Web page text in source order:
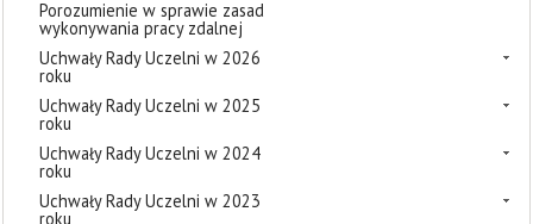
Porozumienie w sprawie zasad
wykonywania pracy zdalnej
Uchwały Rady Uczelni w 2026
roku
Uchwały Rady Uczelni w 2025
roku
Uchwały Rady Uczelni w 2024
roku
Uchwały Rady Uczelni w 2023
roku